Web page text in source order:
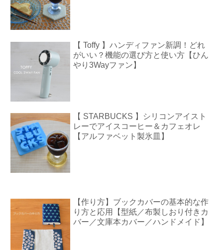
【 Toffy 】ハンディファン新調！どれ
がいい？機能の選び方と使い方【ひん
やり3Wayファン】
【 STARBUCKS 】シリコンアイスト
レーでアイスコーヒー＆カフェオレ
【アルファベット製氷皿】
【作り方】ブックカバーの基本的な作
り方と応用【型紙／布製しおり付きカ
バー／文庫本カバー／ハンドメイド】